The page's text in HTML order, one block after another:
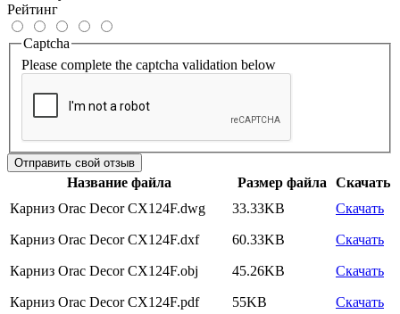
Рейтинг
Captcha
Please complete the captcha validation below
Отправить свой отзыв
Название файла Размер файла
Скачать
Карниз Orac Decor CX124F.dwg
33.33KB Скачать
Карниз Orac Decor CX124F.dxf 60.33KB Скачать
Карниз Orac Decor CX124F.obj 45.26KB Скачать
Карниз Orac Decor CX124F.pdf 55KB Скачать